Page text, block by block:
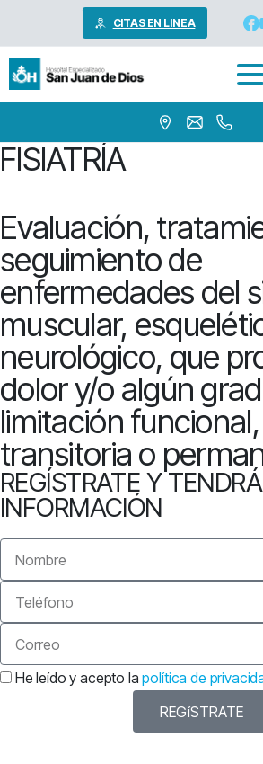
CITAS EN LINEA
FISIATRÍA
Evaluación,
seguimiento de
enfermedades del
muscular,
neurológico, que
dolor y/o algún
limitación
transitoria o
REGÍSTRATE Y
INFORMACIÓN
He leído y acepto lapolítica de
REGíSTRATE